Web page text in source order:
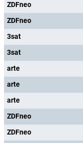
ZDFneo
ZDFneo
3sat
3sat
arte
arte
arte
ZDFneo
ZDFneo